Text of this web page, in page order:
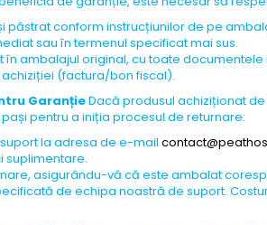
păstrat conform instrucțiunilor de pe
sau în termenul specificat mai sus.
în ambalajul original, cu toate documentele
(factura/bon fiscal).
GaranțieDacă produsul achiziționat de
pentru a iniția procesul de returnare:
la adresa de e-mail
suplimentare.
asigurându-vă că este ambalat
de echipa noastră de suport.